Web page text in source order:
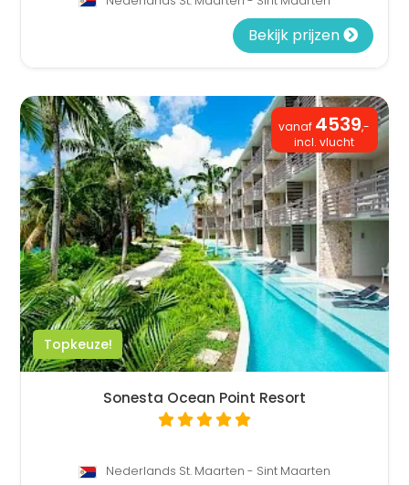
Bekijk prijzen
vanaf 4539,-
incl. vlucht
Topkeuze!
Sonesta Ocean Point Resort
Nederlands St. Maarten - Sint Maarten